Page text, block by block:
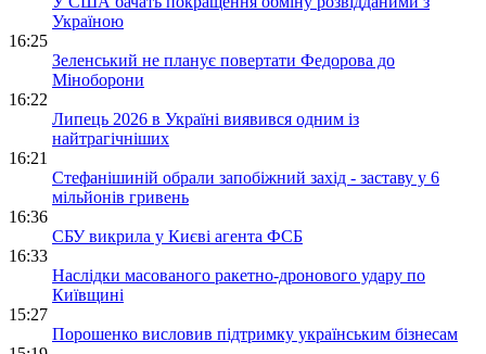
Україною
16:25
Зеленський не планує повертати Федорова до
Міноборони
16:22
Липець 2026 в Україні виявився одним із
найтрагічніших
16:21
Стефанішиній обрали запобіжний захід - заставу у 6
мільйонів гривень
16:36
СБУ викрила у Києві агента ФСБ
16:33
Наслідки масованого ракетно-дронового удару по
Київщині
15:27
Порошенко висловив підтримку українським бізнесам